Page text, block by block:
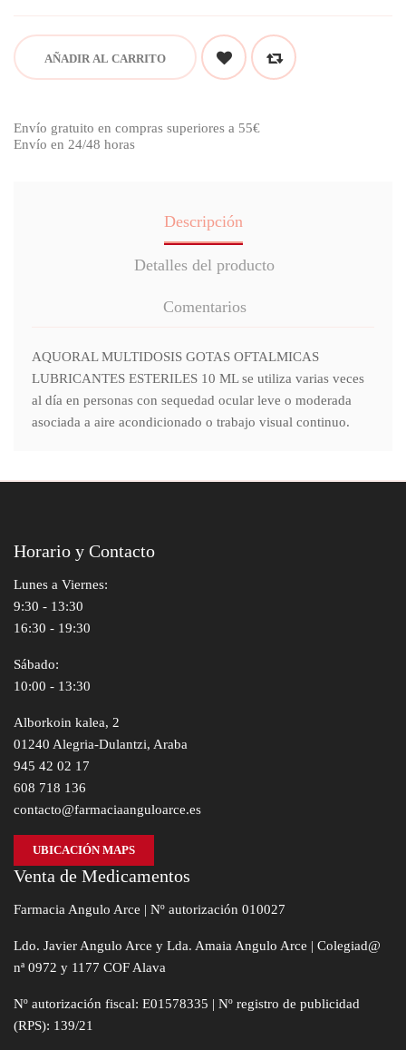
AÑADIR AL CARRITO
Envío gratuito en compras superiores a 55€
Envío en 24/48 horas
Descripción
Detalles del producto
Comentarios
AQUORAL MULTIDOSIS GOTAS OFTALMICAS
LUBRICANTES ESTERILES 10 ML se utiliza varias veces
al día en personas con sequedad ocular leve o moderada
asociada a aire acondicionado o trabajo visual continuo.
Horario y Contacto
Lunes a Viernes:
9:30 - 13:30
16:30 - 19:30
Sábado:
10:00 - 13:30
Alborkoin kalea, 2
01240 Alegria-Dulantzi, Araba
945 42 02 17
608 718 136
contacto@farmaciaanguloarce.es
UBICACIÓN MAPS
Venta de Medicamentos
Farmacia Angulo Arce | Nº autorización 010027
Ldo. Javier Angulo Arce y Lda. Amaia Angulo Arce | Colegiad@
nª 0972 y 1177 COF Alava
Nº autorización fiscal: E01578335 | Nº registro de publicidad
(RPS): 139/21